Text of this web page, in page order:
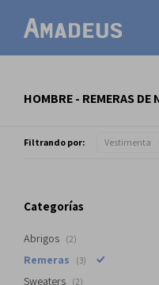
HOMBRE - REMERAS DE
Filtrando por: Vestimenta
Categorías
Abrigos (2)
Remeras (3)
Sweaters (2)